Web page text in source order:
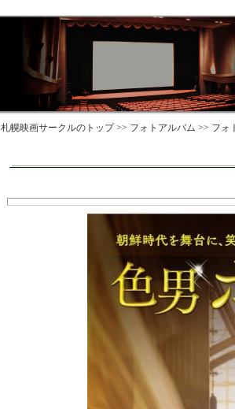
札幌映画サークルのトップ >> フォトアルバム >> フォ